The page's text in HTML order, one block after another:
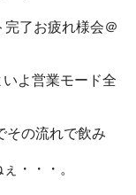
了お疲れ様会＠
業モード全
の流れで飲み
・・。